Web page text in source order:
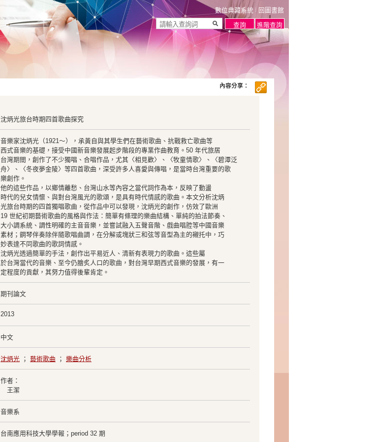
數位典藏系統 回圖書館
沈炳光旅台時期四首歌曲探究
音樂家沈炳光（1921〜），承黃自與其學生們在藝術歌曲、抗戰救亡歌曲等
西式音樂的基礎，接受中國新音樂發展起步階段的專業作曲教育。50 年代旅居
台灣期間，創作了不少獨唱、合唱作品，尤其〈相見歡〉、〈牧童情歌〉、〈碧潭泛
舟〉、〈冬夜夢金陵〉等四首歌曲，深受許多人喜愛與傳唱，是當時台灣重要的歌
樂創作。
他的這些作品，以鄉情離愁、台灣山水等內容之當代詞作為本，反映了動盪
時代的兒女情懷、與對台灣風光的歌頌，是具有時代情感的歌曲。本文分析沈炳
光旅台時期的四首獨唱歌曲，從作品中可以發現，沈炳光的創作，仿效了歐洲
19 世紀初期藝術歌曲的風格與作法：簡單有條理的樂曲結構、單純的拍法節奏、
大小調系統、調性明確的主音音樂，並嘗試融入五聲音階、戲曲唱腔等中國音樂
素材；鋼琴伴奏除伴隨歌唱曲調，在分解或塊狀三和弦等音型為主的襯托中，巧
妙表達不同歌曲的歌詞情感。
沈炳光透過簡單的手法，創作出平易近人、清新有表現力的歌曲。這些屬
於台灣當代的音樂、至今仍膾炙人口的歌曲，對台灣早期西式音樂的發展，有一
定程度的貢獻，其努力值得後輩肯定。
期刊論文
2013
中文
沈炳光 ； 藝術歌曲 ； 樂曲分析
作者：
王潔
音樂系
台南應用科技大學學報；period 32 期
內容分享：